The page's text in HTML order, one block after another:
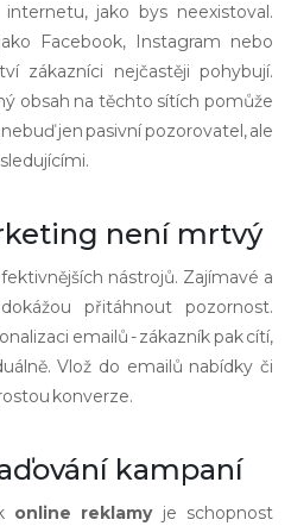
jako bys neexistoval.
Facebook, Instagram nebo
zákazníci nejčastěji pohybují.
obsah na těchto sítích pomůže
jen pasivní pozorovatel, ale
není mrtvý
nástrojů. Zajímavé a
přitáhnout pozornost.
emailů - zákazník pak cítí,
Vlož do emailů nabídky či
konverze.
kampaní
online reklamyje schopnost